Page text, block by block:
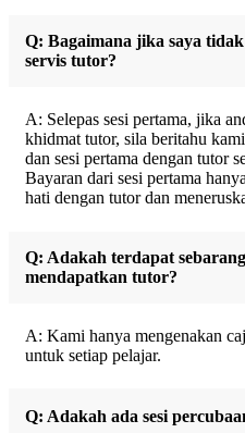
Q: Bagaimana jika saya
servis tutor?
A: Selepas sesi pertama, jika
khidmat tutor, sila beritahu
dan sesi pertama dengan tutor
Bayaran dari sesi pertama
hati dengan tutor dan
Q: Adakah terdapat
mendapatkan tutor?
A: Kami hanya mengenakan
untuk setiap pelajar.
Q: Adakah ada sesi